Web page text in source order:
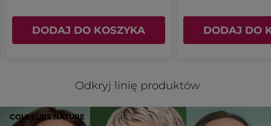
DODAJ DO KOSZYKA DODAJ DO
Odkryj linię produktów
COULEURS NATURE